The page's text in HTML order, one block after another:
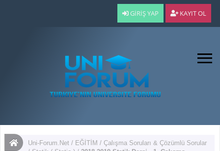
GIRIŞ YAP KAYIT OL
Uni-Forum.Net / EĞİTİM /Çalışma Soruları & Çözümlü Sorular